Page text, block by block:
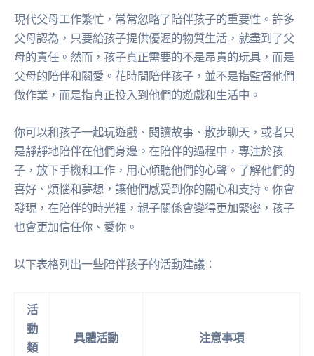
現代父母工作繁忙，常常忽略了陪伴孩子的重要性。許多
父母認為，只要給孩子提供優渥的物質生活，就盡到了父
母的責任。然而，孩子真正需要的不是昂貴的玩具，而是
父母的陪伴和關愛。花時間陪伴孩子，並不是指監督他們
做作業，而是指真正投入到他們的遊戲和生活中。
你可以和孩子一起玩遊戲、閱讀故事、散步聊天，或者只
是靜靜地陪伴在他們身邊。在陪伴的過程中，專注於孩
子，放下手機和工作，用心傾聽他們的心聲。了解他們的
喜好、煩惱和夢想，讓他們感受到你的關心和支持。你會
發現，在陪伴的時光裡，親子關係會變得更加緊密，孩子
也會更加信任你、愛你。
以下表格列出一些陪伴孩子的活動建議：
活
動
類
具體活動 注意事項